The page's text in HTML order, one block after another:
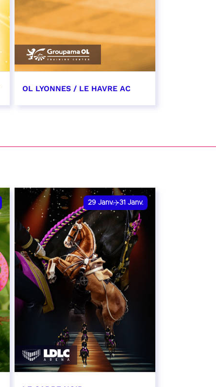
OL LYONNES / LE HAVRE AC
RÉSERVER
29 Janv. 31 Janv.